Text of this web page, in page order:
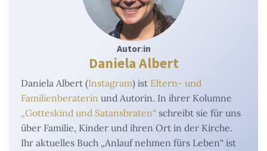
Autor:in
Daniela Albert
Daniela Albert (Instagram) ist Eltern- und
Familienberaterin und Autorin. In ihrer Kolumne
„Gotteskind und Satansbraten“ schreibt sie für uns
über Familie, Kinder und ihren Ort in der Kirche.
Ihr aktuelles Buch „Anlauf nehmen fürs Leben“ ist